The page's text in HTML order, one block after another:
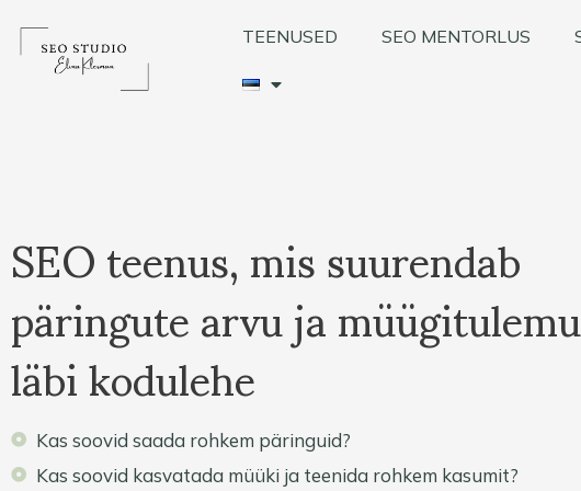
content
TEENUSED SEO MENTORLUS
SEO teenus, mis suurendab
päringute arvu ja
läbi kodulehe
Kas soovid saada rohkem päringuid?
Kas soovid kasvatada müüki ja teenida rohkem kasumit?